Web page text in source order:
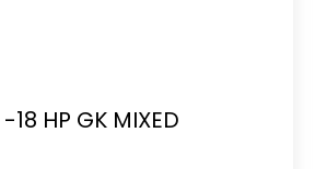
-18 HP GK MIXED